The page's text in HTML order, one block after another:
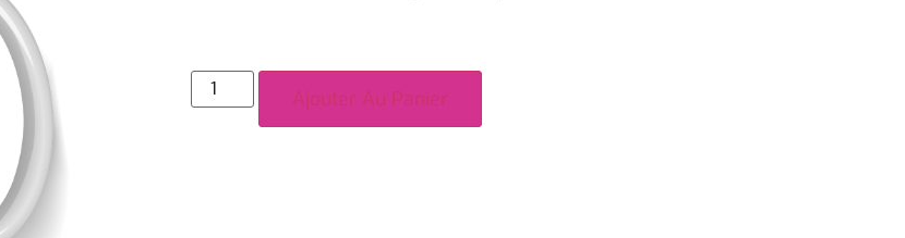
Ajouter Au Panier